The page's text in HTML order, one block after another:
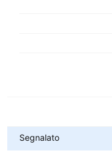
Segnalato